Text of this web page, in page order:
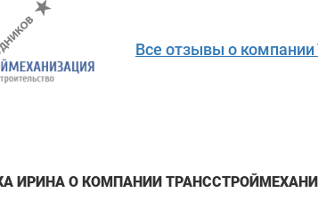
Все отзывы о компании
ИРИНА О КОМПАНИИ